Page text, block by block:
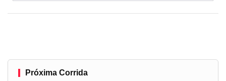
Próxima Corrida